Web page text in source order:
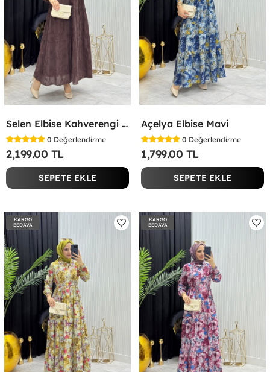
Selen Elbise Kahverengi Kahverengi
0 Değerlendirme
2,199.00 TL
SEPETE EKLE
Açelya Elbise Mavi
0 Değerlendirme
1,799.00 TL
SEPETE EKLE
KARGO
BEDAVA
KARGO
BEDAVA